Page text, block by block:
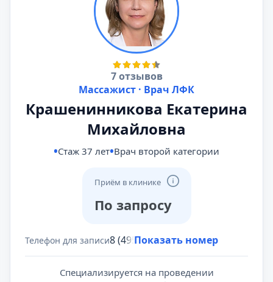
7 отзывов
Массажист · Врач ЛФК
Крашенинникова Екатерина
Михайловна
Стаж 37 лет Врач второй категории
Приём в клинике
По запросу
Телефон для записи8 (495) 431-69-47
Показать номер
Специализируется на проведении